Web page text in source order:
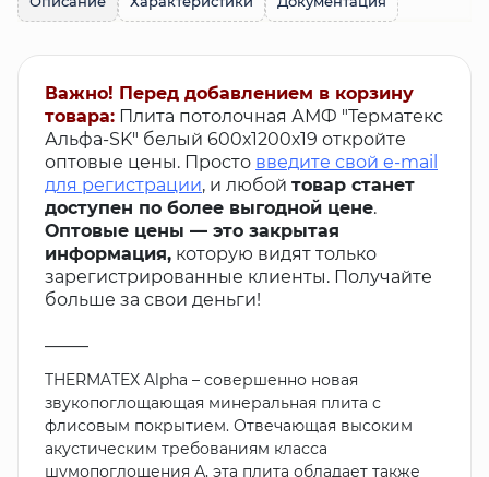
Важно! Перед добавлением в корзину
товара: Плита потолочная АМФ "Терматекс
Альфа-SK" белый 600х1200х19 откройте
оптовые цены. Просто введите свой e-mail
для регистрации, и любой товар станет
доступен по более выгодной цене.
Оптовые цены — это закрытая
информация, которую видят только
зарегистрированные клиенты. Получайте
больше за свои деньги!
THERMATEX Alpha – совершенно новая
звукопоглощающая минеральная плита с
флисовым покрытием. Отвечающая высоким
акустическим требованиям класса
шумопоглощения А, эта плита обладает также